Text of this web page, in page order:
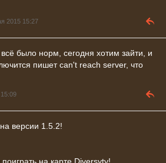
2015 15:27
было норм, сегодня хотим зайти, и
пишет can't reach server, что
версии 1.5.2!
на карте Diversyty!